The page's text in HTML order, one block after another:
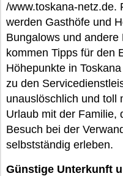
/www.toskana-netz.de.
werden Gasthöfe und
Bungalows und
kommen Tipps für den
Höhepunkte in
zu den
unauslöschlich und toll
Urlaub mit der Familie,
Besuch bei der
selbstständig erleben.
Günstige Unterkunft